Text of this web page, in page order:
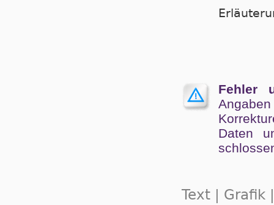
Fehler
Angaben
Da­ten
Text | Grafik